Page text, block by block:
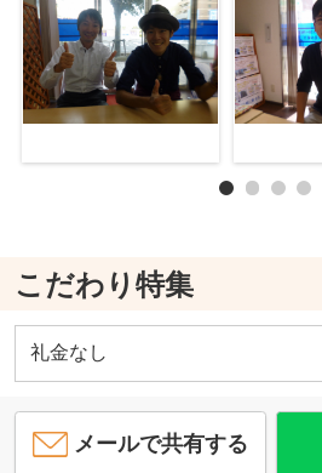
こだわり特集
礼金なし
メールで共有する